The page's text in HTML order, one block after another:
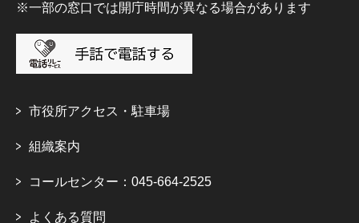
※一部の窓口では開庁時間が異なる場合があります
市役所アクセス・駐車場
組織案内
コールセンター：045-664-2525
よくある質問